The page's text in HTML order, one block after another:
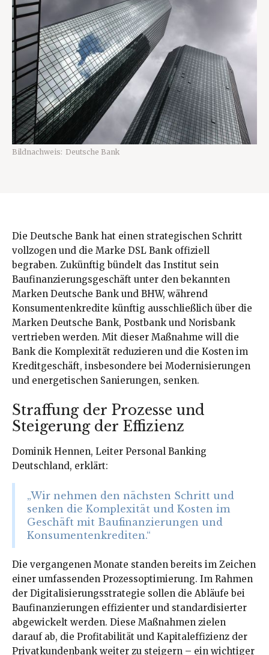
Bildnachweis: Deutsche Bank
Die Deutsche Bank hat einen strategischen Schritt
vollzogen und die Marke DSL Bank offiziell
begraben. Zukünftig bündelt das Institut sein
Baufinanzierungsgeschäft unter den bekannten
Marken Deutsche Bank und BHW, während
Konsumentenkredite künftig ausschließlich über die
Marken Deutsche Bank, Postbank und Norisbank
vertrieben werden. Mit dieser Maßnahme will die
Bank die Komplexität reduzieren und die Kosten im
Kreditgeschäft, insbesondere bei Modernisierungen
und energetischen Sanierungen, senken.
Straffung der Prozesse und
Steigerung der Effizienz
Dominik Hennen, Leiter Personal Banking
Deutschland, erklärt:
„Wir nehmen den nächsten Schritt und
senken die Komplexität und Kosten im
Geschäft mit Baufinanzierungen und
Konsumentenkrediten.“
Die vergangenen Monate standen bereits im Zeichen
einer umfassenden Prozessoptimierung. Im Rahmen
der Digitalisierungsstrategie sollen die Abläufe bei
Baufinanzierungen effizienter und standardisierter
abgewickelt werden. Diese Maßnahmen zielen
darauf ab, die Profitabilität und Kapitaleffizienz der
Privatkundenbank weiter zu steigern – ein wichtiger